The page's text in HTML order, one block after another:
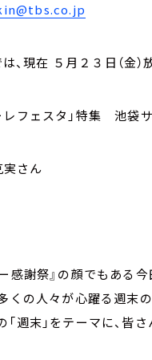
現在 ５月２３日（金）
フェスタ」特集 池袋
実さん
感謝祭』の顔でもある
くの人々が心躍る週末の
「週末」をテーマに、